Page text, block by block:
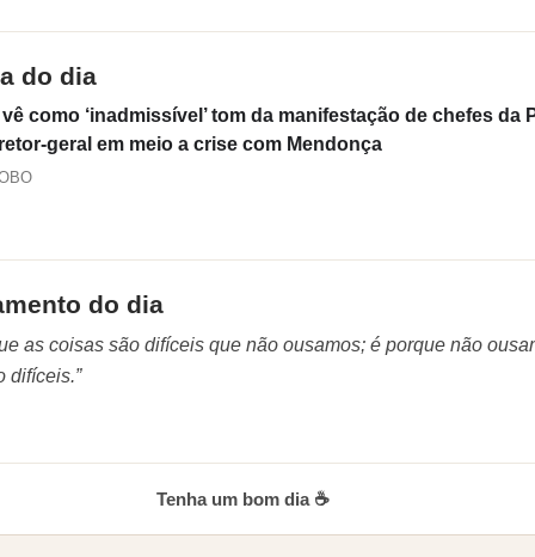
do dia
como ‘inadmissível’ tom da manifestação de chefes da
geral em meio a crise com Mendonça
do dia
as coisas são difíceis que não ousamos; é porque não
difíceis.”
Tenha um bom dia ☕